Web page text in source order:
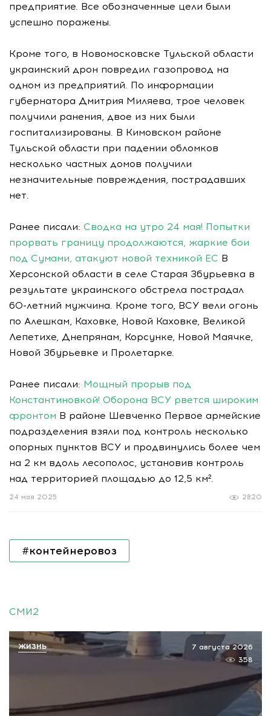
предприятие. Все обозначенные цели были
успешно поражены.
Кроме того, в Новомосковске Тульской области
украинский дрон повредил газопровод на
одном из предприятий. По информации
губернатора Дмитрия Миляева, трое человек
получили ранения, двое из них были
госпитализированы. В Кимовском районе
Тульской области при падении обломков
несколько частных домов получили
незначительные повреждения, пострадавших
нет.
Ранее писали: Сводка на утро 24 мая! Попытки
прорвать границу продолжаются, жаркие бои
под Сумами, атакуют новой техникой ЕС В
Херсонской области в селе Старая Збурьевка в
результате украинского обстрела пострадал
60-летний мужчина. Кроме того, ВСУ вели огонь
по Алешкам, Каховке, Новой Каховке, Великой
Лепетихе, Днепрянам, Корсунке, Новой Маячке,
Новой Збурьевке и Пролетарке.
Ранее писали: Мощный прорыв под
Константиновкой! Оборона ВСУ рвется широким
фронтом В районе Шевченко Первое армейские
подразделения взяли под контроль несколько
опорных пунктов ВСУ и продвинулись более чем
на 2 км вдоль лесополос, установив контроль
над территорией площадью до 12,5 км².
2820
24 мая 2025
#контейнеровоз
СМИ2
7 августа 2026
358
ЖИЗНЬ